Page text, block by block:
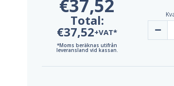
€37,52
Total:
€37,52+VAT*
*Moms beräknas utifrån
leveransland vid kassan.
|